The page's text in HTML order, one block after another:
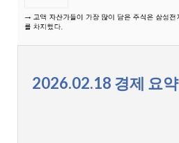
2026.02.18 경제 요약